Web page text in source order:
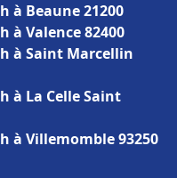
à Beaune 21200
à Valence 82400
à Saint Marcellin
à La Celle Saint
à Villemomble 93250